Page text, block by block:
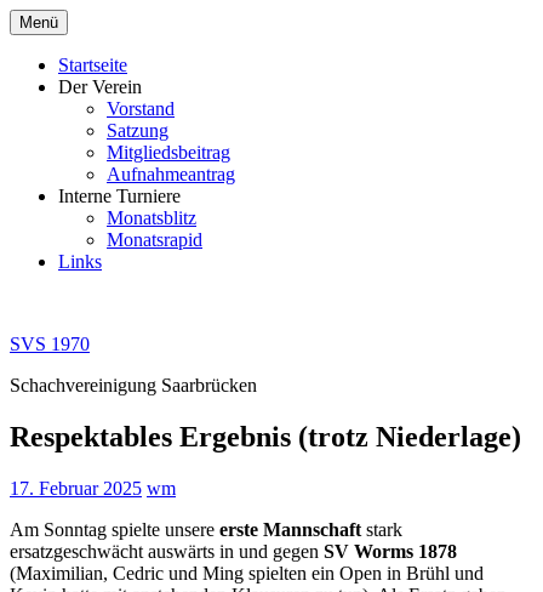
Zum
Inhalt
springen
Menü
Startseite
Der Verein
Vorstand
Satzung
Mitgliedsbeitrag
Aufnahmeantrag
Interne Turniere
Monatsblitz
Monatsrapid
Links
SVS 1970
Schachvereinigung Saarbrücken
Respektables Ergebnis (trotz Niederlage)
17. Februar 2025 wm
Am Sonntag spielte unsere erste Mannschaft stark
ersatzgeschwächt auswärts in und gegen SV Worms 1878
(Maximilian, Cedric und Ming spielten ein Open in Brühl und